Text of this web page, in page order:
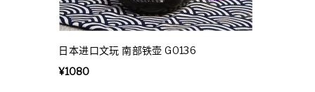
日本进口文玩 南部铁壶 G0136
¥1080